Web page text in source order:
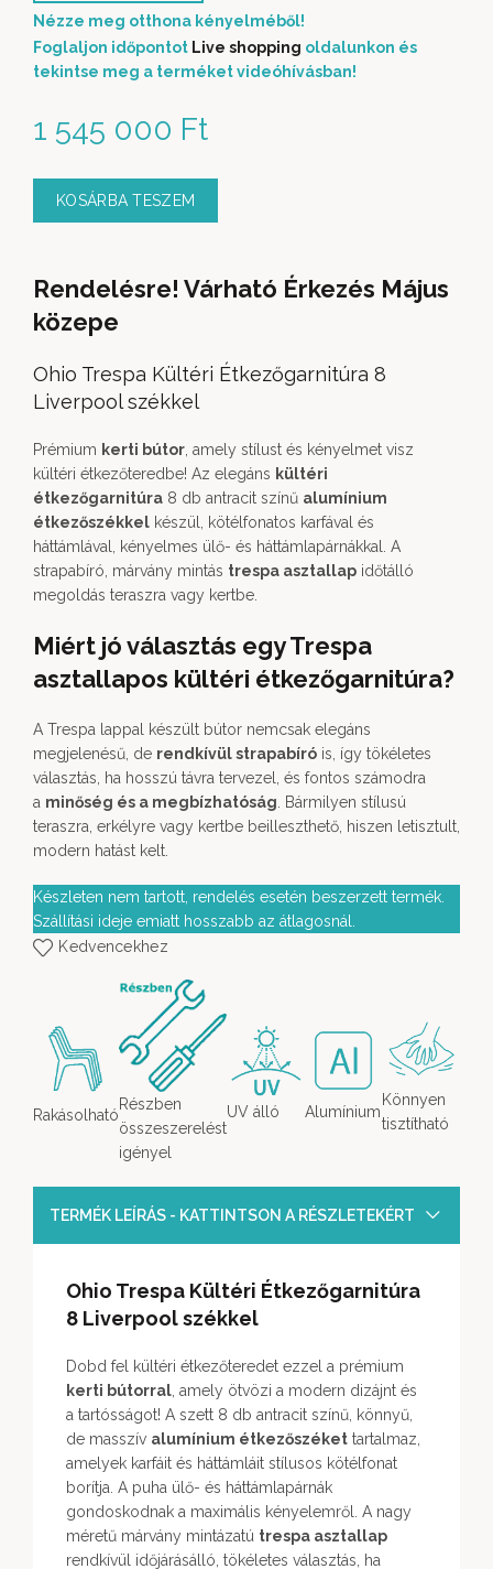
1 545 000 Ft
Nézze meg otthona kényelméből!
Foglaljon időpontot Live shopping oldalunkon és
tekintse meg a terméket videóhívásban!
KOSÁRBA TESZEM
Rendelésre! Várható Érkezés Május
közepe
Ohio Trespa Kültéri Étkezőgarnitúra 8
Liverpool székkel
Prémium kerti bútor , amely stílust és kényelmet visz
kültéri étkezőteredbe! Az elegáns kültéri
étkezőgarnitúra 8 db antracit színű alumínium
étkezőszékkel készül, kötélfonatos karfával és
háttámlával, kényelmes ülő- és háttámlapárnákkal. A
strapabíró, márvány mintás trespa asztallap időtálló
megoldás teraszra vagy kertbe.
Miért jó választás egy Trespa
asztallapos kültéri étkezőgarnitúra?
A Trespa lappal készült bútor nemcsak elegáns
megjelenésű, de rendkívül strapabíró is, így tökéletes
választás, ha hosszú távra tervezel, és fontos számodra
a minőség és a megbízhatóság . Bármilyen stílusú
teraszra, erkélyre vagy kertbe beilleszthető, hiszen letisztult,
modern hatást kelt.
Készleten nem tartott, rendelés esetén beszerzett termék.
Szállítási ideje emiatt hosszabb az átlagosnál.
Kedvencekhez
Rakásolható
Részben
összeszerelést
igényel
UV álló Alumínium
Könnyen
tisztítható
TERMÉK LEÍRÁS - KATTINTSON A RÉSZLETEKÉRT
Ohio Trespa Kültéri Étkezőgarnitúra
8 Liverpool székkel
Dobd fel kültéri étkezőteredet ezzel a prémium
kerti bútorral, amely ötvözi a modern dizájnt és
a tartósságot! A szett 8 db antracit színű, könnyű,
de masszív alumínium étkezőszéket tartalmaz,
amelyek karfáit és háttámláit stílusos kötélfonat
borítja. A puha ülő- és háttámlapárnák
gondoskodnak a maximális kényelemről. A nagy
méretű márvány mintázatú trespa asztallap
rendkívül időjárásálló, tökéletes választás, ha